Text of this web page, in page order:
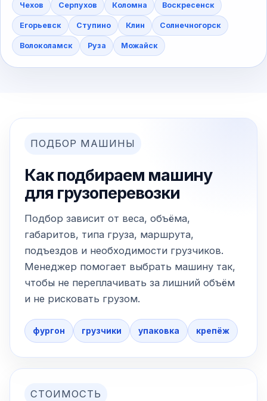
Чехов Серпухов Коломна Воскресенск
Егорьевск Ступино Клин Солнечногорск
Волоколамск Руза Можайск
ПОДБОР МАШИНЫ
Как подбираем машину
для грузоперевозки
Подбор зависит от веса, объёма,
габаритов, типа груза, маршрута,
подъездов и необходимости грузчиков.
Менеджер помогает выбрать машину так,
чтобы не переплачивать за лишний объём
и не рисковать грузом.
фургон грузчики упаковка крепёж
СТОИМОСТЬ